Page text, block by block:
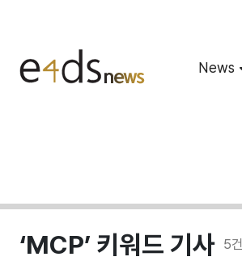
News
‘MCP’ 키워드 기사 5건